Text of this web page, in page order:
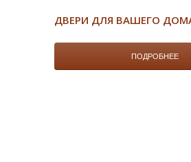
ДВЕРИ ДЛЯ ВАШЕГО
ПОДРОБНЕЕ